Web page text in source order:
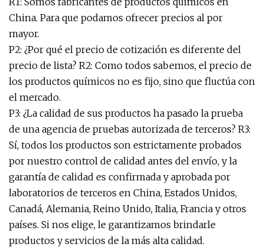
China. Para que podamos ofrecer precios al por
mayor.
P2: ¿Por qué el precio de cotización es diferente del
precio de lista? R2: Como todos sabemos, el precio de
los productos químicos no es fijo, sino que fluctúa con
el mercado.
P3: ¿La calidad de sus productos ha pasado la prueba
de una agencia de pruebas autorizada de terceros? R3:
Sí, todos los productos son estrictamente probados
por nuestro control de calidad antes del envío, y la
garantía de calidad es confirmada y aprobada por
laboratorios de terceros en China, Estados Unidos,
Canadá, Alemania, Reino Unido, Italia, Francia y otros
países. Si nos elige, le garantizamos brindarle
productos y servicios de la más alta calidad.